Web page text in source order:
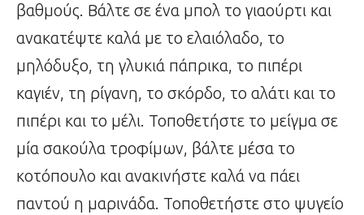
βαθμούς. Βάλτε σε ένα μπολ το γιαούρτι και
ανακατέψτε καλά με το ελαιόλαδο, το
μηλόδυξο, τη γλυκιά πάπρικα, το πιπέρι
καγιέν, τη ρίγανη, το σκόρδο, το αλάτι και το
πιπέρι και το μέλι. Τοποθετήστε το μείγμα σε
μία σακούλα τροφίμων, βάλτε μέσα το
κοτόπουλο και ανακινήστε καλά να πάει
παντού η μαρινάδα. Τοποθετήστε στο ψυγείο